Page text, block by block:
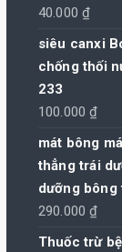
40.000₫
siêu canxi
chống thối
233
100.000₫
mát bông
thẳng trái
dưỡng bông
290.000₫
Thuốc trừ